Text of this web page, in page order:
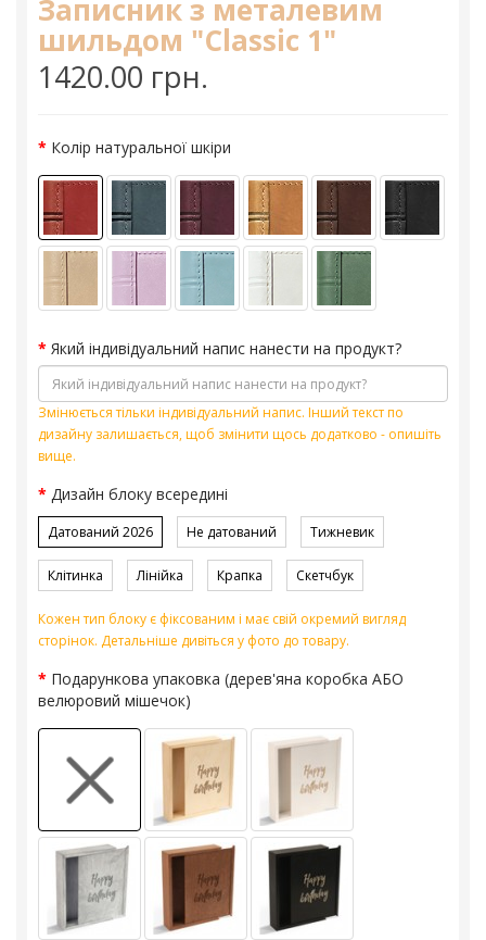
Записник з металевим
шильдом "Classic 1"
1420.00 грн.
Колір натуральної шкіри
Який індивідуальний напис нанести на продукт?
Змінюється тільки індивідуальний напис. Інший текст по
дизайну залишається, щоб змінити щось додатково - опишіть
вище.
Дизайн блоку всередині
Датований 2026 Не датований Тижневик
Клітинка Лінійка Крапка Скетчбук
Кожен тип блоку є фіксованим і має свій окремий вигляд
сторінок. Детальніше дивіться у фото до товару.
Подарункова упаковка (дерев'яна коробка АБО
велюровий мішечок)